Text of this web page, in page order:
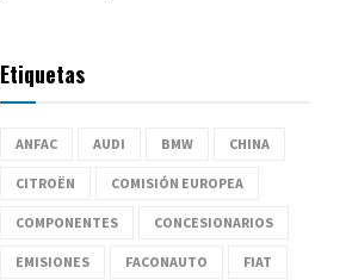
Etiquetas
ANFAC AUDI BMW CHINA
CITROËN COMISIÓN EUROPEA
COMPONENTES CONCESIONARIOS
EMISIONES FACONAUTO FIAT